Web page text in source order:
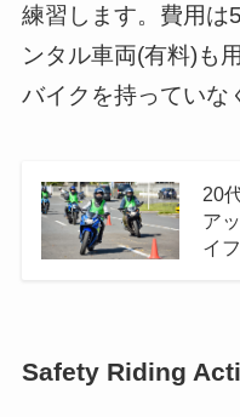
練習します。費用は
ンタル車両(有料)も
バイクを持っていな
20
ア
イ
Safety Riding